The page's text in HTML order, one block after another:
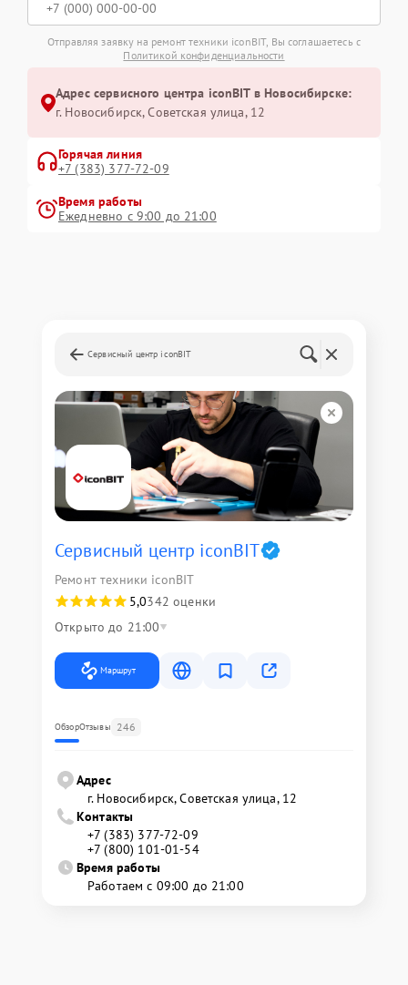
Отправляя заявку на ремонт техники iconBIT, Вы соглашаетесь с
Политикой конфиденциальности
Адрес сервисного центра iconBIT в Новосибирске:
г. Новосибирск, Советская улица, 12
Горячая линия
+7 (383) 377-72-09
Время работы
Ежедневно с 9:00 до 21:00
Сервисный центр iconBIT
Сервисный центр iconBIT
Ремонт техники iconBIT
5,0342 оценки
Открыто до 21:00
Маршрут
ОбзорОтзывы 246
Адрес
г. Новосибирск, Советская улица, 12
Контакты
+7 (383) 377-72-09
+7 (800) 101-01-54
Время работы
Работаем с 09:00 до 21:00